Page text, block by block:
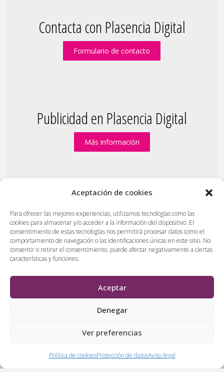
Aceptación de cookies
Para ofrecer las mejores experiencias, utilizamos tecnologías como las
cookies para almacenar y/o acceder a la información del dispositivo. El
consentimiento de estas tecnologías nos permitirá procesar datos como el
comportamiento de navegación o las identificaciones únicas en este sitio. No
consentir o retirar el consentimiento, puede afectar negativamente a ciertas
características y funciones.
Aceptar
Denegar
Ver preferencias
Política de cookiesProtección de datosAviso legal
Contacta con Plasencia Digital
Formulario de contacto
Publicidad en Plasencia Digital
Más información
PlasenciaDigital.com | Formulario de contacto
Publicidad en Plasencia Digital
|
Política de cookies (UE)
| Protección de datos
|
Aviso legal
| Diseño web en Plasencia
por los administradores antes de ser publicado. No se aceptarán
contenidos que falten al respeto, insulten o desprecien a
personas, lugares o empresas.